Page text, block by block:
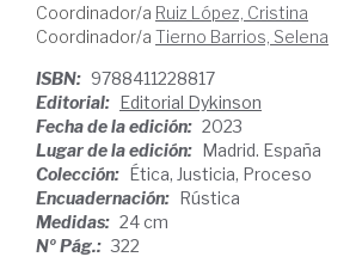
Coordinador/a Ruiz López, Cristina
Coordinador/a Tierno Barrios, Selena
ISBN: 9788411228817
Editorial: Editorial Dykinson
Fecha de la edición: 2023
Lugar de la edición: Madrid. España
Colección: Ética, Justicia, Proceso
Encuadernación: Rústica
Medidas: 24 cm
Nº Pág.: 322